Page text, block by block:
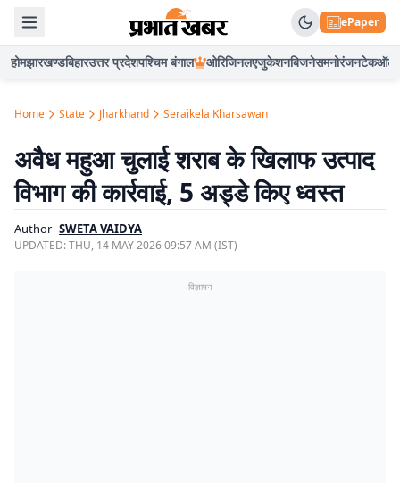
ePaper
होमझारखण्डबिहारउत्तर प्रदेशपश्चिम बंगाल ओरिजिनलएजुकेशनबिजनेसमनोरंजनटेकऑटो
Home State Jharkhand Seraikela Kharsawan
अवैध महुआ चुलाई शराब के खिलाफ उत्पाद
विभाग की कार्रवाई, 5 अड्डे किए ध्वस्त
Author SWETA VAIDYA
UPDATED:THU, 14 MAY 2026 09:57 AM (IST)
विज्ञापन